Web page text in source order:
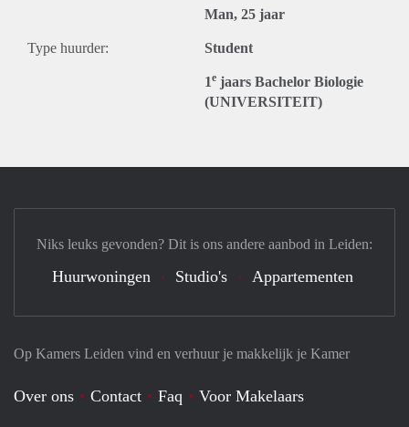
Man, 25 jaar
Type huurder: Student
1e jaars Bachelor Biologie
(UNIVERSITEIT)
Op Kamers Leiden vind en verhuur je makkelijk je Kamer
Over ons Contact Faq
Voor Makelaars
Niks leuks gevonden? Dit is ons andere aanbod in Leiden:
Huurwoningen Studio's Appartementen